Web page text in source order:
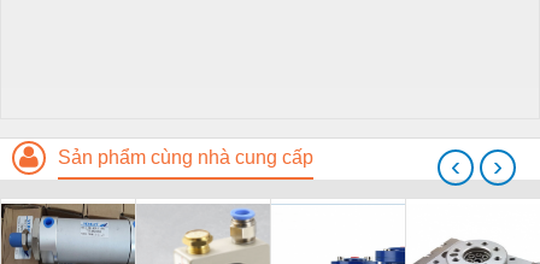
Sản phẩm cùng nhà cung cấp ‹ ›